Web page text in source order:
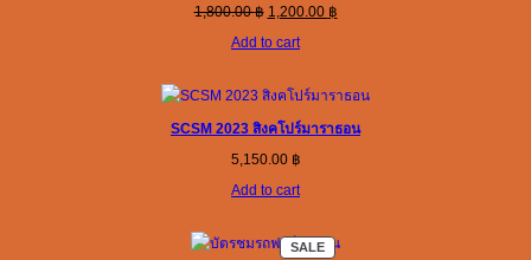
1,800.00฿ Original
was:
1,200.00 ฿Current
Add to cart
SCSM 2023 สิงคโปร์มาราธอน
5,150.00 ฿
Add to cart
SALEPRODUCT